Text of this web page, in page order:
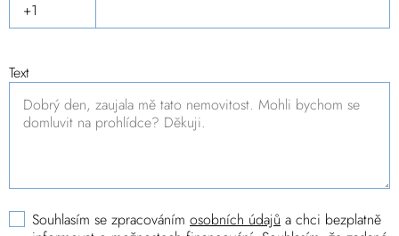
Text
Souhlasím se zpracováním osobních údajů a chci bezplatně